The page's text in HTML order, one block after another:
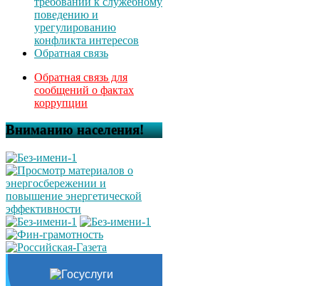
поведению и
урегулированию
конфликта интересов
Обратная связь
Обратная связь для
сообщений о фактах
коррупции
Вниманию населения!